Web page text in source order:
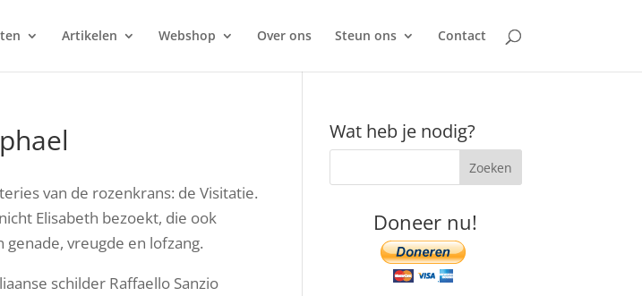
Artikelen Webshop Over ons Steun ons Contact
van de rozenkrans: de Visitatie.
Elisabeth bezoekt, die ook
vreugde en lofzang.
schilder Raffaello Sanzio
Wat heb je nodig?
Doneer nu!